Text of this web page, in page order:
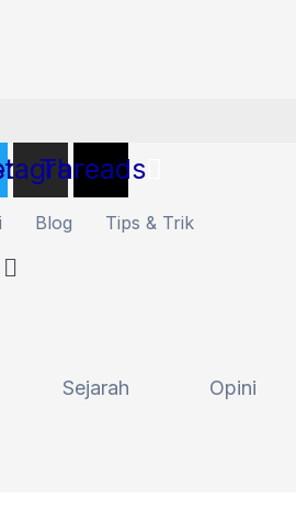
Threads
Blog Tips & Trik
Sejarah Opini